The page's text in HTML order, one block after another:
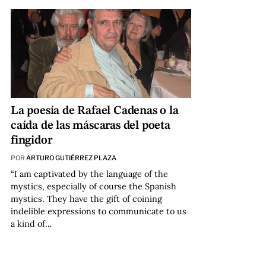
La poesía de Rafael Cadenas o la
caída de las máscaras del poeta
fingidor
POR ARTURO GUTIÉRREZ PLAZA
“I am captivated by the language of the
mystics, especially of course the Spanish
mystics. They have the gift of coining
indelible expressions to communicate to us
a kind of…